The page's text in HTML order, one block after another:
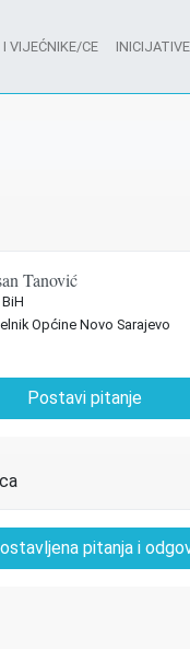
VIJEĆNIKE/CE
Tanović
BiH
Općine Novo Sarajevo
Postavi pitanje
pitanja i